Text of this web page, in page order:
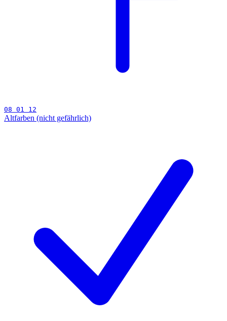
08 01 12
Altfarben (nicht gefährlich)